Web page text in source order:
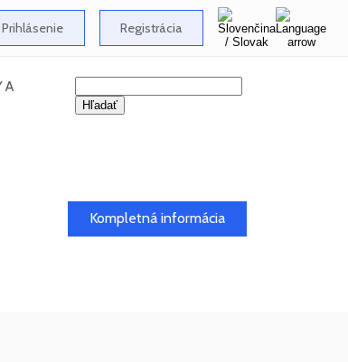
Prihlásenie Registrácia
A
Kompletná informácia